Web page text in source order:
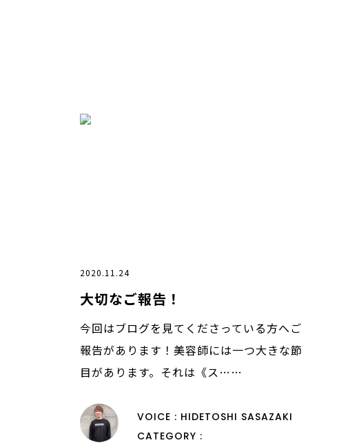
2020.11.24
大切なご報告！
今回はブログを見てくださっている方へご
報告があります！美容師には一つ大きな節
目があります。それは《ス……
VOICE : HIDETOSHI SASAZAKI
CATEGORY :